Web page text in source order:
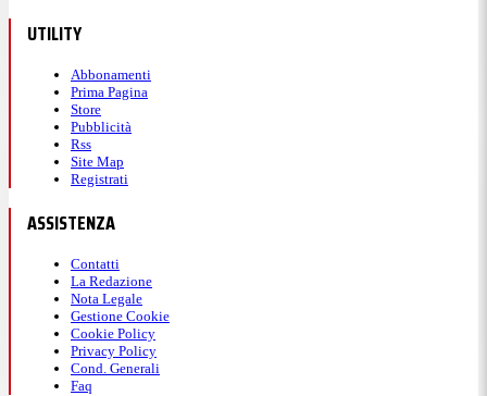
UTILITY
Abbonamenti
Prima Pagina
Store
Pubblicità
Rss
Site Map
Registrati
ASSISTENZA
Contatti
La Redazione
Nota Legale
Gestione Cookie
Cookie Policy
Privacy Policy
Cond. Generali
Faq